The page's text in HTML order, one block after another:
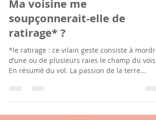
Danièle Godard Livet
27 mai 2018
3 min de lecture
Ma voisine me
soupçonnerait-elle de
ratirage* ?
En résumé du vol. La passion de la terre...